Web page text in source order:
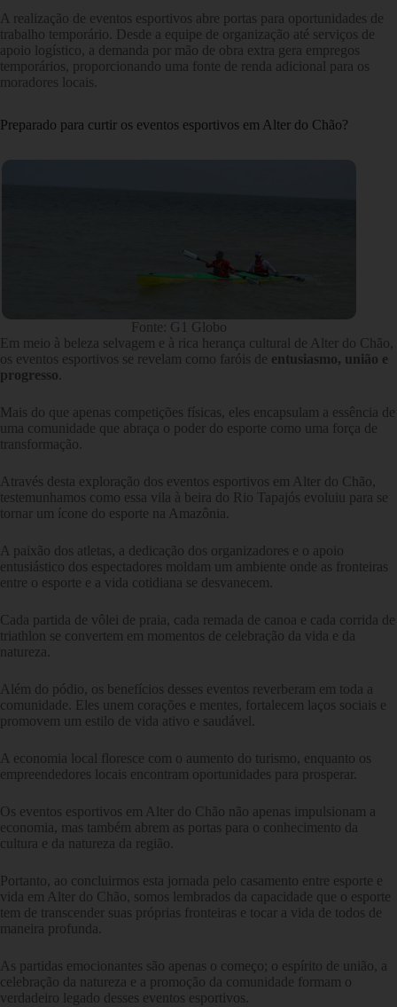
A realização de eventos esportivos abre portas para oportunidades de
trabalho temporário. Desde a equipe de organização até serviços de
apoio logístico, a demanda por mão de obra extra gera empregos
temporários, proporcionando uma fonte de renda adicional para os
moradores locais.
Preparado para curtir os eventos esportivos em Alter do Chão?
Fonte: G1 Globo
Em meio à beleza selvagem e à rica herança cultural de Alter do Chão,
os eventos esportivos se revelam como faróis de entusiasmo, união e
progresso
Mais do que apenas competições físicas, eles encapsulam a essência de
uma comunidade que abraça o poder do esporte como uma força de
transformação.
Através desta exploração dos eventos esportivos em Alter do Chão,
testemunhamos como essa vila à beira do Rio Tapajós evoluiu para se
tornar um ícone do esporte na Amazônia.
A paixão dos atletas, a dedicação dos organizadores e o apoio
entusiástico dos espectadores moldam um ambiente onde as fronteiras
entre o esporte e a vida cotidiana se desvanecem.
Cada partida de vôlei de praia, cada remada de canoa e cada corrida de
triathlon se convertem em momentos de celebração da vida e da
natureza.
Além do pódio, os benefícios desses eventos reverberam em toda a
comunidade. Eles unem corações e mentes, fortalecem laços sociais e
promovem um estilo de vida ativo e saudável.
A economia local floresce com o aumento do turismo, enquanto os
empreendedores locais encontram oportunidades para prosperar.
Os eventos esportivos em Alter do Chão não apenas impulsionam a
economia, mas também abrem as portas para o conhecimento da
cultura e da natureza da região.
Portanto, ao concluirmos esta jornada pelo casamento entre esporte e
vida em Alter do Chão, somos lembrados da capacidade que o esporte
tem de transcender suas próprias fronteiras e tocar a vida de todos de
maneira profunda.
As partidas emocionantes são apenas o começo; o espírito de união, a
celebração da natureza e a promoção da comunidade formam o
verdadeiro legado desses eventos esportivos.